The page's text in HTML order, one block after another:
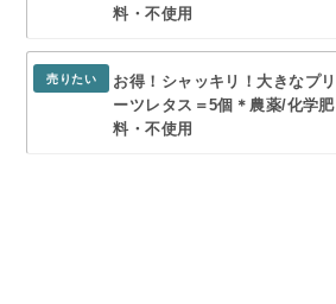
料・不使用
売りたい
お得！シャッキリ！大きなプリ
ーツレタス＝5個＊農薬/化学肥
料・不使用